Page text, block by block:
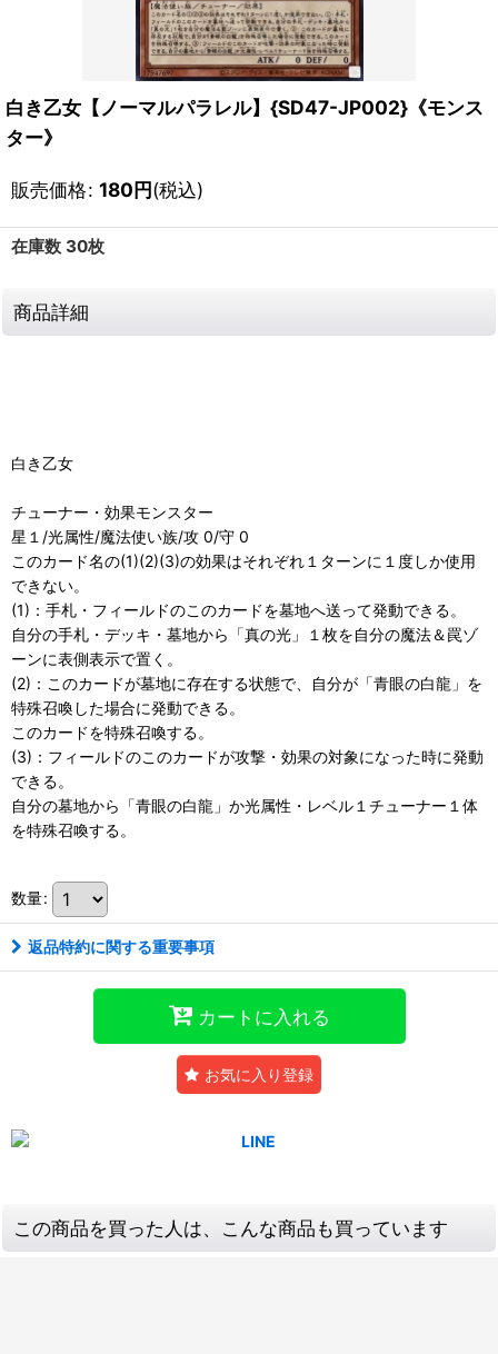
白き乙女【ノーマルパラレル】{SD47-JP002}《モンス
ター》
販売価格: 180円(税込)
在庫数 30枚
商品詳細
白き乙女
チューナー・効果モンスター
星１/光属性/魔法使い族/攻 0/守 0
このカード名の(1)(2)(3)の効果はそれぞれ１ターンに１度しか使用
できない。
(1)：手札・フィールドのこのカードを墓地へ送って発動できる。
自分の手札・デッキ・墓地から「真の光」１枚を自分の魔法＆罠ゾ
ーンに表側表示で置く。
(2)：このカードが墓地に存在する状態で、自分が「青眼の白龍」を
特殊召喚した場合に発動できる。
このカードを特殊召喚する。
(3)：フィールドのこのカードが攻撃・効果の対象になった時に発動
できる。
自分の墓地から「青眼の白龍」か光属性・レベル１チューナー１体
を特殊召喚する。
数量:
返品特約に関する重要事項
カートに入れる
お気に入り登録
この商品を買った人は、こんな商品も買っています